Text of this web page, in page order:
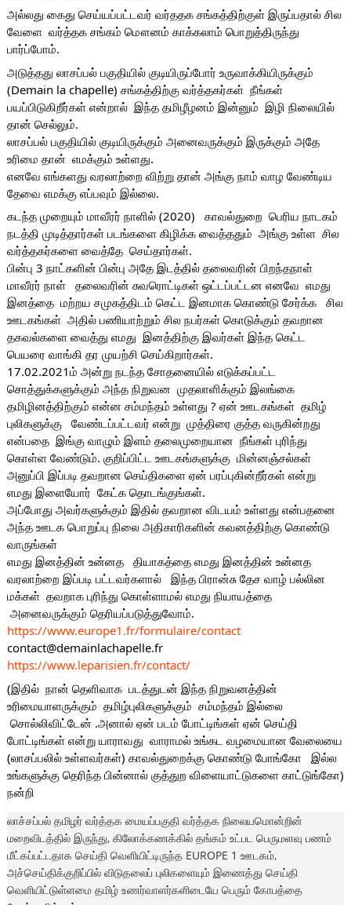
அல்லது கைது செய்யப்பட்டவர் வர்ததக சங்கத்திற்குள் இருப்பதால் சில
வேளை  வர்த்தக சங்கம் மௌனம் காக்கலாம் பொறுத்திருந்து
பார்ப்போம்.
அடுத்தது லாசப்பல் பகுதியில் குடியிருப்போர் உருவாக்கியிருக்கும்
(Demain la chapelle) சங்கத்திற்கு வர்த்தகர்கள்  நீங்கள்
பயப்பிடுகிறீர்கள் என்றால்  இந்த தமிழீழனம் இன்னும்  இழி நிலையில்
தான் செல்லும்.
லாசப்பல் பகுதியில் குடியிருக்கும் அனைவருக்கும் இருக்கும் அதே
உரிமை தான்  எமக்கும் உள்ளது.
எனவே எங்களது வரலாற்றை விற்று தான் அங்கு நாம் வாழ வேண்டிய
தேவை எமக்கு எப்பவும் இல்லை.
கடந்த முறையும் மாவீரர் நாளில் (2020)   காவல்துறை  பெரிய நாடகம்
நடத்தி முடித்தார்கள் படங்களை கிழிக்க வைத்ததும்  அங்கு உள்ள  சில
வர்த்தகர்களை வைத்தே  செய்தார்கள்.
பின்பு 3 நாட்களின் பின்பு அதே இடத்தில் தலைவரின் பிறந்தநாள்
மாவீரர் நாள்   தலைவரின் சுவரொட்டிகள் ஒட்டப்பட்டன எனவே  எமது
இனத்தை  மற்றய சமுகத்திடம் கெட்ட இனமாக கொண்டு சேர்க்க   சில
ஊடகங்கள்  அதில் பணியாற்றும் சில நபர்கள் கொடுக்கும் தவறான
தகவல்களை வைத்து எமது  இனத்திற்கு இவர்கள் இந்த கெட்ட
பெயரை வாங்கி தர முயற்சி செய்கிறார்கள்.
17.02.2021ம் அன்று நடந்த சோதனையில் எடுக்கப்பட்ட
சொத்துக்களுக்கும் அந்த நிறுவன  முதலாளிக்கும் இலங்கை
தமிழினத்திற்கும் என்ன சம்மந்தம் உள்ளது ? ஏன் ஊடகங்கள்  தமிழ்
புலிகளுக்கு   வேண்டப்பட்டவர் என்று  முத்திரை குத்த வருகின்றது
என்பதை  இங்கு வாழும் இளம் தலைமுறையான  நீங்கள் புரிந்து
கொள்ள வேண்டும். குறிப்பிட்ட ஊடகங்களுக்கு  மின்னஞ்சல்கள்
அனுப்பி இப்படி தவறான செய்திகளை ஏன் பரப்புகின்றீர்கள் என்று
எமது இளையோர்  கேட்க தொடங்குங்கள்.
அப்போது அவர்களுக்கும் இதில் தவறான விடயம் உள்ளது என்பதனை
அந்த ஊடக பொறுப்பு நிலை அதிகாரிகளின் கவனத்திற்கு கொண்டு
வாருங்கள்
எமது இனத்தின் உன்னத   தியாகத்தை எமது இனத்தின் உன்னத
வரலாற்றை இப்படி பட்டவர்களால்   இந்த பிரான்சு தேச வாழ் பல்லின
மக்கள்  தவறாக புரிந்து கொள்ளாமல் எமது நியாயத்தை
அனைவருக்கும் தெரியப்படுத்துவோம்.
https://www.europe1.fr/formulaire/contact
contact@demainlachapelle.fr
https://www.leparisien.fr/contact/
(இதில்  நான் தெளிவாக  படத்துடன் இந்த நிறுவனத்தின்
உரிமையாளருக்கும்  தமிழ்புலிகளுக்கும்  சம்மந்தம் இல்லை
போட்டிங்கள் என்று யாராவது  வாராமல் உங்கட வழமையான வேலையை
(லாசப்பலில் உள்ளவர்கள்) காவல்துறைக்கு கொண்டு போங்கோ   இல்ல
உங்களுக்கு தெரிந்த பின்னால் குத்துற விளையாட்டுகளை காட்டுங்கோ)
நன்றி
லாச்சப்பல் தமிழர் வர்த்தக மையப்பகுதி வர்த்தக நிலையமொன்றின்
மறைவிடத்தில் இருந்து, கிலோக்கணக்கில் தங்கம் உட்பட பெருமளவு பணம்
மீட்கப்பட்டதாக செய்தி வெளியிட்டிருந்த EUROPE 1 ஊடகம்,
அச்செய்திக்குறிப்பில் விடுதலைப் புலிகளையும் இணைத்து செய்தி
வெளியிட்டுள்ளமை தமிழ் உணர்வாளர்களிடையே பெரும் கோபத்தை